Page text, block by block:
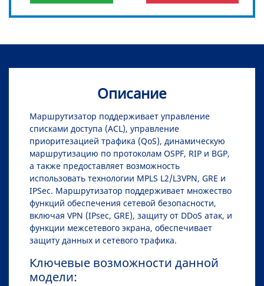
Описание
Маршрутизатор поддерживает управление
списками доступа (ACL), управление
приоритезацией трафика (QoS), динамическую
маршрутизацию по протоколам OSPF, RIP и BGP,
а также предоставляет возможность
использовать технологии MPLS L2/L3VPN, GRE и
IPSec. Маршрутизатор поддерживает множество
функций обеспечения сетевой безопасности,
включая VPN (IPsec, GRE), защиту от DDoS атак, и
функции межсетевого экрана, обеспечивает
защиту данных и сетевого трафика.
Ключевые возможности данной
модели: